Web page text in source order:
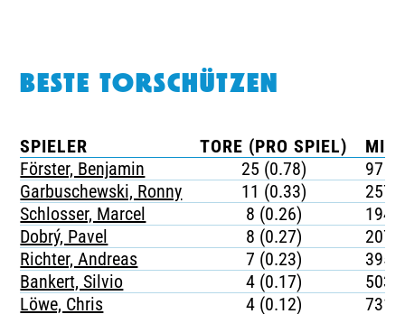
BESTE TORSCHÜTZEN
SPIELER TORE (PRO SPIEL)
Förster, Benjamin
25 (0.78)
97
Garbuschewski, Ronny
11 (0.33)
257
Schlosser, Marcel
8 (0.26)
194
Dobrý, Pavel
8 (0.27)
207
Richter, Andreas
7 (0.23)
395
Bankert, Silvio
4 (0.17)
503
Löwe, Chris
4 (0.12)
731